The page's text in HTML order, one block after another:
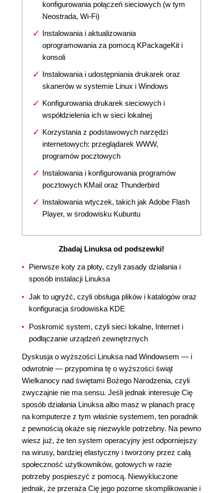
konfigurowania połączeń sieciowych (w tym
Neostrada, Wi-Fi)
Instalowania i aktualizowania
oprogramowania za pomocą KPackageKit i
konsoli
Instalowania i udostępniania drukarek oraz
skanerów w systemie Linux i Windows
Konfigurowania drukarek sieciowych i
współdzielenia ich w sieci lokalnej
Korzystania z podstawowych narzędzi
internetowych: przeglądarek WWW,
programów pocztowych
Instalowania i konfigurowania programów
pocztowych KMail oraz Thunderbird
Instalowania wtyczek, takich jak Adobe Flash
Player, w środowisku Kubuntu
Zbadaj Linuksa od podszewki!
Pierwsze koty za płoty, czyli zasady działania i
sposób instalacji Linuksa
Jak to ugryźć, czyli obsługa plików i katalogów oraz
konfiguracja środowiska KDE
Poskromić system, czyli sieci lokalne, Internet i
podłączanie urządzeń zewnętrznych
Dyskusja o wyższości Linuksa nad Windowsem — i
odwrotnie — przypomina tę o wyższości świąt
Wielkanocy nad świętami Bożego Narodzenia, czyli
zwyczajnie nie ma sensu. Jeśli jednak interesuje Cię
sposób działania Linuksa albo masz w planach pracę
na komputerze z tym właśnie systemem, ten poradnik
z pewnością okaże się niezwykle potrzebny. Na pewno
wiesz już, że ten system operacyjny jest odporniejszy
na wirusy, bardziej elastyczny i tworzony przez całą
społeczność użytkowników, gotowych w razie
potrzeby pospieszyć z pomocą. Niewykluczone
jednak, że przeraża Cię jego pozorne skomplikowanie i